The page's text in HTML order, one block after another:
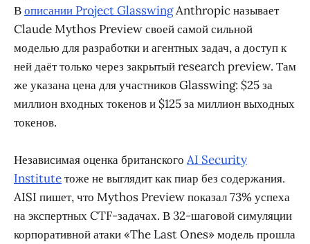
Вописании Project GlasswingAnthropic называет
Claude Mythos Preview своей самой сильной
моделью для разработки и агентных задач, а доступ к
ней даёт только через закрытый research preview. Там
же указана цена для участников Glasswing: $25 за
миллион входных токенов и $125 за миллион выходных
токенов.
Независимая оценка британского AI Security
Instituteтоже не выглядит как пиар без содержания.
AISI пишет, что Mythos Preview показал 73% успеха
на экспертных CTF-задачах. В 32-шаговой симуляции
корпоративной атаки «The Last Ones» модель прошла